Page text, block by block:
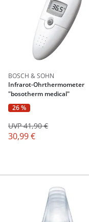
BOSCH & SOHN
Infrarot-Ohrthermometer
"bosotherm medical"
26 %
30,99 €
UVP 41,90 €